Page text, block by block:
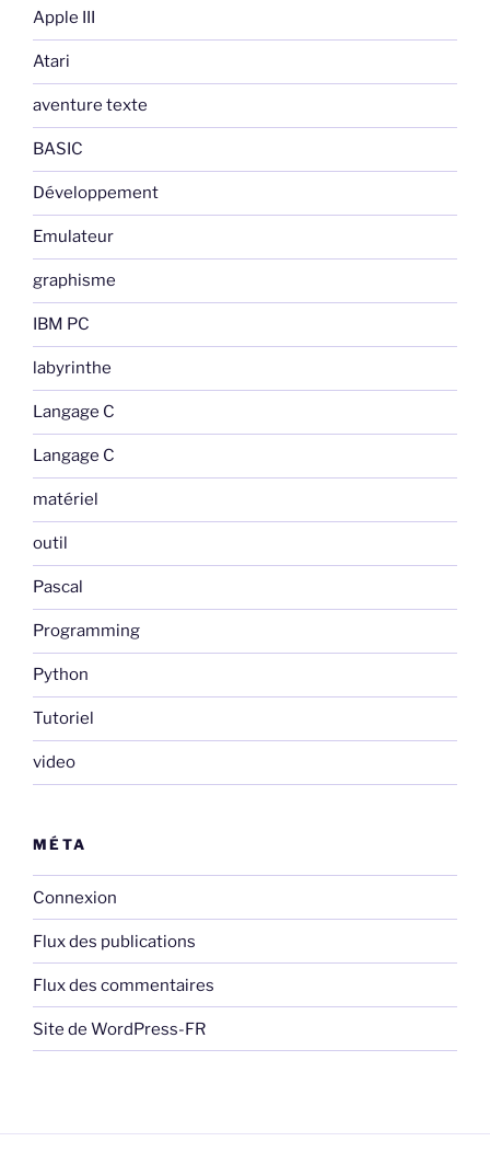
Apple III
Atari
aventure texte
BASIC
Développement
Emulateur
graphisme
IBM PC
labyrinthe
Langage C
Langage C
matériel
outil
Pascal
Programming
Python
Tutoriel
video
MÉTA
Connexion
Flux des publications
Flux des commentaires
Site de WordPress-FR